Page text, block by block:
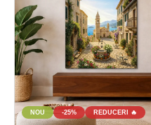
NOU -25% REDUCERI 🔥